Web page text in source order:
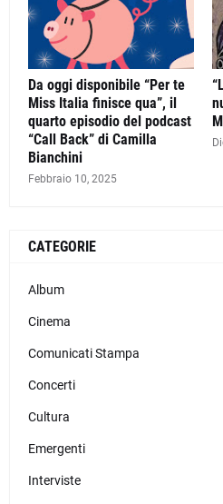
Da oggi disponibile “Per te
Miss Italia finisce qua”, il
quarto episodio del podcast
“Call Back” di Camilla
Bianchini
Febbraio 10, 2025
CATEGORIE
Album
Cinema
Comunicati Stampa
Concerti
Cultura
Emergenti
Interviste